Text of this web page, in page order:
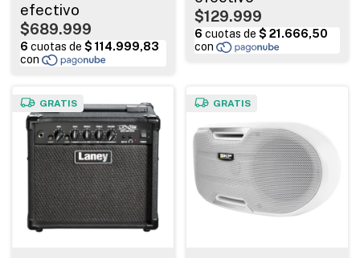
$689.999
$129.999
GRATIS GRATIS